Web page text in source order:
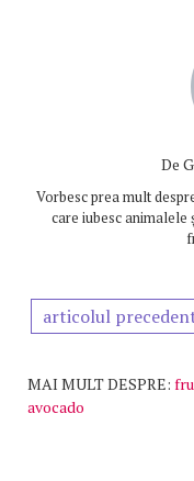
De
Vorbesc prea mult
care iubesc animalele
articolul
MAI MULT DESPRE:
avocado